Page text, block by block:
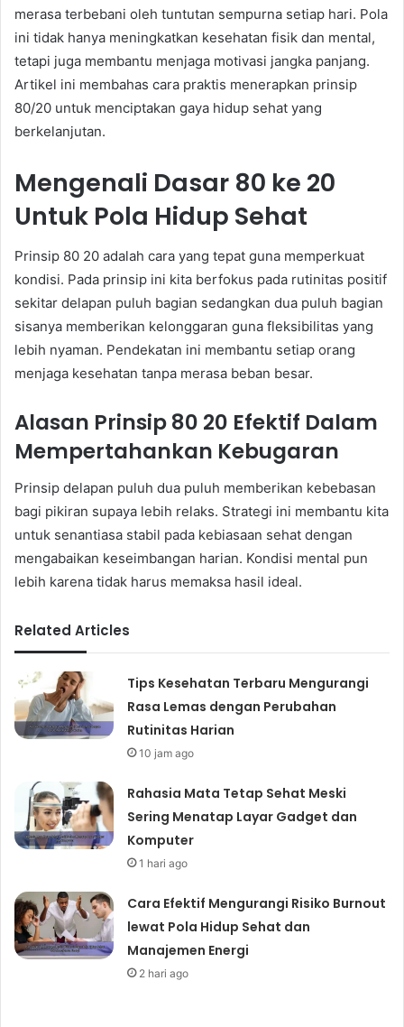
merasa terbebani oleh tuntutan sempurna setiap hari. Pola
ini tidak hanya meningkatkan kesehatan fisik dan mental,
tetapi juga membantu menjaga motivasi jangka panjang.
Artikel ini membahas cara praktis menerapkan prinsip
80/20 untuk menciptakan gaya hidup sehat yang
berkelanjutan.
Mengenali Dasar 80 ke 20
Untuk Pola Hidup Sehat
Prinsip 80 20 adalah cara yang tepat guna memperkuat
kondisi. Pada prinsip ini kita berfokus pada rutinitas positif
sekitar delapan puluh bagian sedangkan dua puluh bagian
sisanya memberikan kelonggaran guna fleksibilitas yang
lebih nyaman. Pendekatan ini membantu setiap orang
menjaga kesehatan tanpa merasa beban besar.
Alasan Prinsip 80 20 Efektif Dalam
Mempertahankan Kebugaran
Prinsip delapan puluh dua puluh memberikan kebebasan
bagi pikiran supaya lebih relaks. Strategi ini membantu kita
untuk senantiasa stabil pada kebiasaan sehat dengan
mengabaikan keseimbangan harian. Kondisi mental pun
lebih karena tidak harus memaksa hasil ideal.
Related Articles
Tips Kesehatan Terbaru Mengurangi
Rasa Lemas dengan Perubahan
Rutinitas Harian
10 jam ago
Rahasia Mata Tetap Sehat Meski
Sering Menatap Layar Gadget dan
Komputer
1 hari ago
Cara Efektif Mengurangi Risiko Burnout
lewat Pola Hidup Sehat dan
Manajemen Energi
2 hari ago